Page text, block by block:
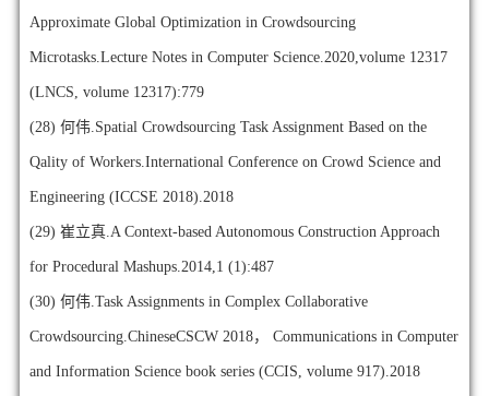
Approximate Global Optimization in Crowdsourcing
Microtasks.Lecture Notes in Computer Science.2020,volume 12317
(LNCS, volume 12317):779
(28) 何伟.Spatial Crowdsourcing Task Assignment Based on the
Qality of Workers.International Conference on Crowd Science and
Engineering (ICCSE 2018).2018
(29) 崔立真.A Context-based Autonomous Construction Approach
for Procedural Mashups.2014,1 (1):487
(30) 何伟.Task Assignments in Complex Collaborative
Crowdsourcing.ChineseCSCW 2018， Communications in Computer
and Information Science book series (CCIS, volume 917).2018